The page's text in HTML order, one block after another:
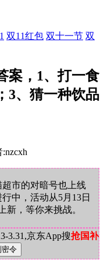
双11红包 双十一节 双
案，1、打一食
3、猜一种饮品
市的对暗号也上线
中，活动从5月13日
新，等你来挑战。
3.31,京东App搜抢国补